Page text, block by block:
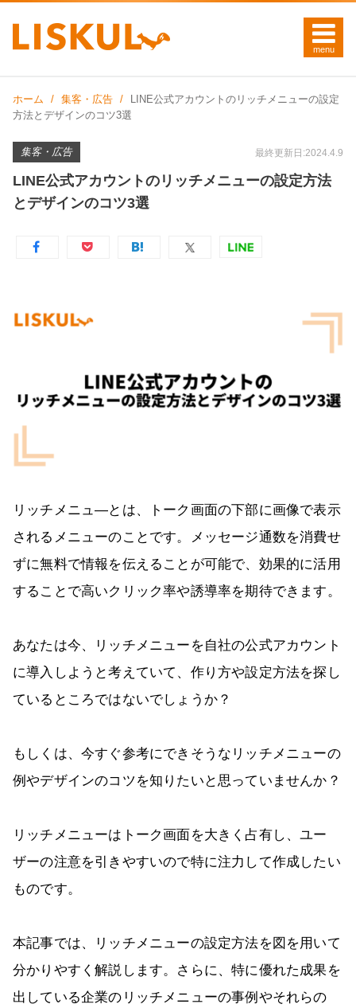
ホーム 集客・広告
LINE公式アカウントのリッチメニューの設定
方法とデザインのコツ3選
集客・広告 最終更新日:2024.4.9
LINE公式アカウントのリッチメニューの設定方法
とデザインのコツ3選
リッチメニュ―とは、トーク画面の下部に画像で表示
されるメニューのことです。メッセージ通数を消費せ
ずに無料で情報を伝えることが可能で、効果的に活用
することで高いクリック率や誘導率を期待できます。
あなたは今、リッチメニューを自社の公式アカウント
に導入しようと考えていて、作り方や設定方法を探し
ているところではないでしょうか？
もしくは、今すぐ参考にできそうなリッチメニューの
例やデザインのコツを知りたいと思っていませんか？
リッチメニューはトーク画面を大きく占有し、ユー
ザーの注意を引きやすいので特に注力して作成したい
ものです。
本記事では、リッチメニューの設定方法を図を用いて
分かりやすく解説します。さらに、特に優れた成果を
出している企業のリッチメニューの事例やそれらの